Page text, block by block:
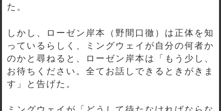
た。
しかし、ローゼン岸本（野間口徹）は正体を知
っているらしく、ミングウェイが自分の何者か
のかと尋ねると、ローゼン岸本は「もう少し、
お待ちください。全てお話しできるときがきま
す」と告げた。